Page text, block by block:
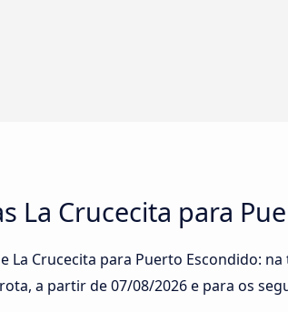
La Crucecita para
Crucecita para Puerto Escondido: na
a partir de07/08/2026e para os